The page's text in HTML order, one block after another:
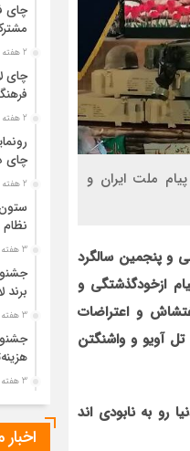
ملت ایران و
و پنجمین سالگرد
ازخودگذشتگی و
و اعتراضات
آویو و واشنگتن
رو به نابودی اند
چای
2 هفته قبل
چای
2 هفته قبل
چای
2 هفته قبل
نظام
3 هفته قبل
3 هفته قبل
3 هفته قبل
پیکر
رضوی